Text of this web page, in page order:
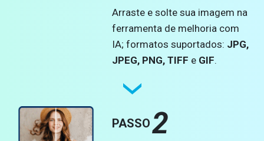
Arraste e solte sua imagem na
ferramenta de melhoria com
IA; formatos suportados: JPG,
JPEG, PNG, TIFF e GIF.
PASSO2